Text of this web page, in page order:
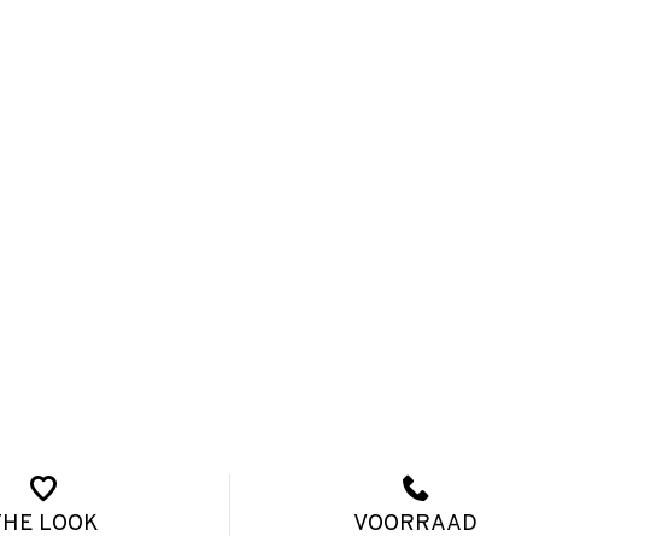
LOOK VOORRAAD